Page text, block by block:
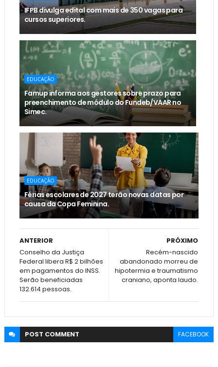
IFPB divulga edital com mais de 350 vagas para
cursos superiores.
EDUCAÇÃO
Famup informa aos gestores sobre prazo para
preenchimento de módulo do Fundeb/VAAR no
Simec.
EDUCAÇÃO
Férias escolares de 2027 terão novas datas por
causa da Copa Feminina.
PRÓXIMO
Recém-nascido
abandonado morreu de
hipotermia e traumatismo
craniano, aponta laudo.
ANTERIOR
Conselho da Justiça
Federal libera R$ 2 bilhões
em pagamentos do INSS.
Serão beneficiadas
132.614 pessoas.
POST COMMENT FACEBOOK